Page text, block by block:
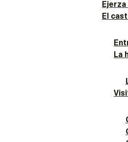
El
La